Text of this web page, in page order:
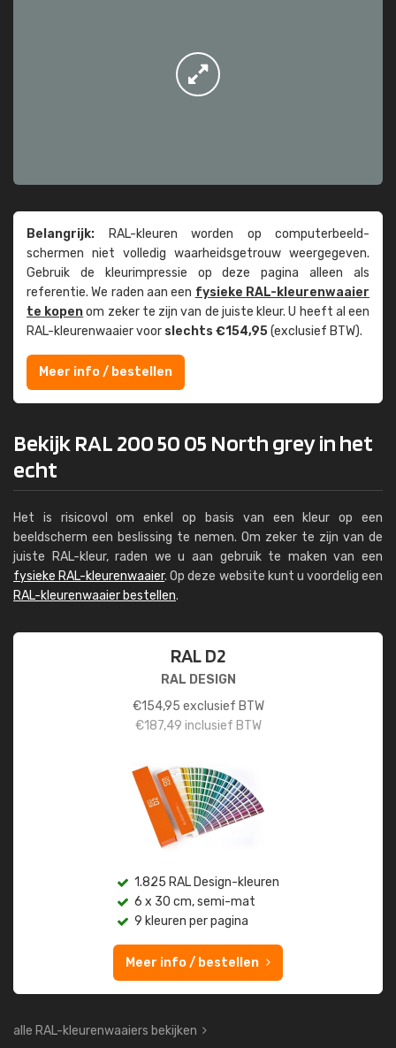
Belangrijk: RAL-kleuren worden op computer­beeld­
schermen niet volledig waarheids­­getrouw weer­gegeven.
Gebruik de kleur­impressie op deze pagina alleen als
referentie. We raden aan een fysieke RAL-kleuren­waaier
te kopenom zeker te zijn van de juiste kleur. U heeft al een
RAL-kleuren­waaier voor slechts €154,95(exclusief BTW).
Meer info / bestellen
Bekijk RAL 200 50 05 North grey in het
echt
Het is risicovol om enkel op basis van een kleur op een
beeldscherm een beslissing te nemen. Om zeker te zijn van de
juiste RAL-kleur, raden we u aan gebruik te maken van een
fysieke RAL-kleurenwaaier. Op deze website kunt u voordelig een
RAL-kleurenwaaier bestellen.
RAL D2
RAL DESIGN
€154,95 exclusief BTW
€187,49 inclusief BTW
1.825 RAL Design-kleuren
6 x 30 cm, semi-mat
9 kleuren per pagina
Meer info / bestellen
alle RAL-kleurenwaaiers bekijken